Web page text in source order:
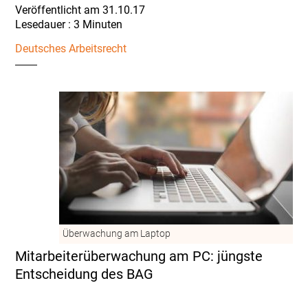
Veröffentlicht am 31.10.17
Deutsches Arbeitsrecht
Überwachung am Laptop
Mitarbeiterüberwachung am PC: jüngste
Entscheidung des BAG